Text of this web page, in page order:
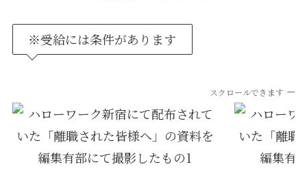
※受給には条件があります
スクロールできます